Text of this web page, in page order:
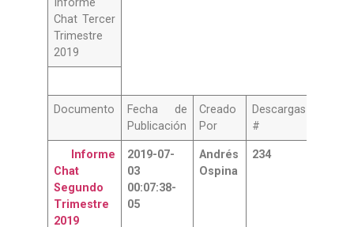
Informe
Chat Tercer
Trimestre
2019
Documento
Fecha de
Publicación
Creado
Por
Descargas
#
Informe
Chat
Segundo
Trimestre
2019
2019-07-
03
00:07:38-
05
Andrés
Ospina
234